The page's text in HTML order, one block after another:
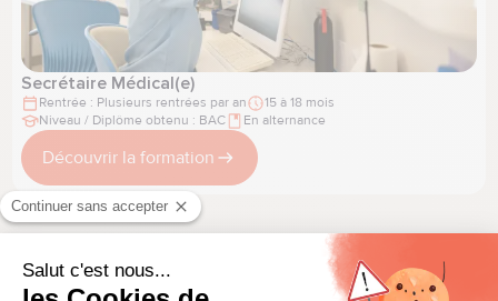
Secrétaire Médical(e)
Rentrée : Plusieurs rentrées par an
15 à 18 mois
Niveau / Diplôme obtenu : BAC
En alternance
Découvrir la formation